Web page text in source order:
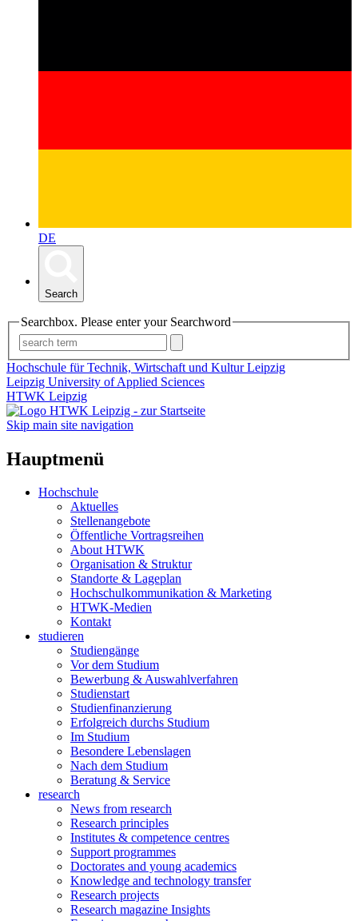
DE
Search
Searchbox. Please enter your Searchword
Hochschule für Technik, Wirtschaft und Kultur Leipzig
Leipzig University of Applied Sciences
HTWK Leipzig
Skip main site navigation
Hauptmenü
Hochschule
Aktuelles
Stellenangebote
Öffentliche Vortragsreihen
About HTWK
Organisation & Struktur
Standorte & Lageplan
Hochschulkommunikation & Marketing
HTWK-Medien
Kontakt
studieren
Studiengänge
Vor dem Studium
Bewerbung & Auswahlverfahren
Studienstart
Studienfinanzierung
Erfolgreich durchs Studium
Im Studium
Besondere Lebenslagen
Nach dem Studium
Beratung & Service
research
News from research
Research principles
Institutes & competence centres
Support programmes
Doctorates and young academics
Knowledge and technology transfer
Research projects
Research magazine Insights